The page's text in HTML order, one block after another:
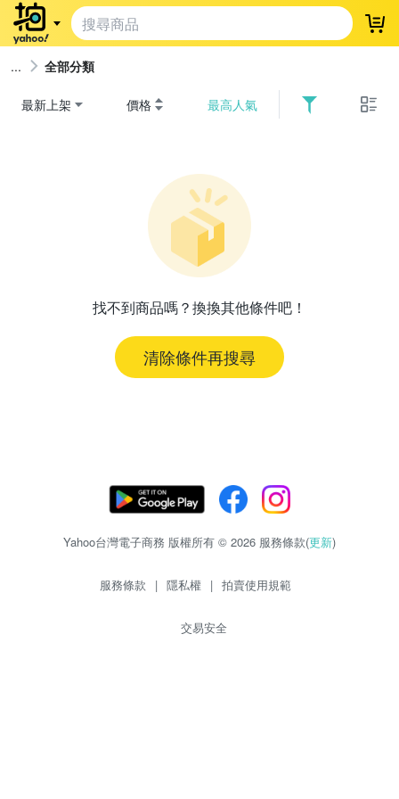
登
全部分類
最新上架 價格 最高人氣
找不到商品嗎？換換其他條件吧！
清除條件再搜尋
Yahoo台灣電子商務 版權所有 © 2026 服務條款(更新)
服務條款 | 隱私權 | 拍賣使用規範
交易安全